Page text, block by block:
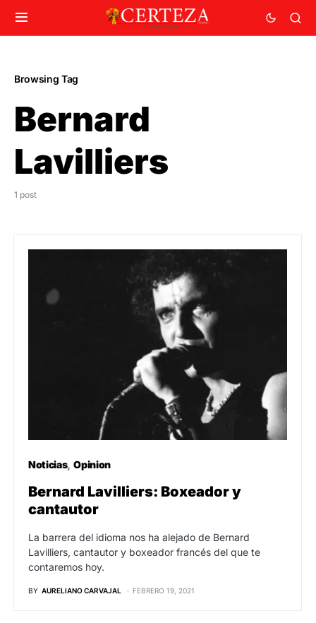
Browsing Tag
Bernard
Lavilliers
1 post
Noticias Opinion
Bernard Lavilliers: Boxeador y
cantautor
La barrera del idioma nos ha alejado de Bernard
Lavilliers, cantautor y boxeador francés del que te
contaremos hoy.
BY AURELIANO CARVAJAL FEBRERO 19, 2021